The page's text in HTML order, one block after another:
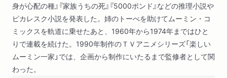
身が心配の種』『家族うちの死』『5000ポンド』などの推理小説や
ピカレスク小説を発表した。姉のトーべを助けてムーミン・コ
ミックスを軌道に乗せたあと、1960年から1974年まではひと
りで連載を続けた。1990年制作のＴＶアニメシリーズ「楽しい
ムーミン一家」では、企画から制作にいたるまで監修者として関
わった。